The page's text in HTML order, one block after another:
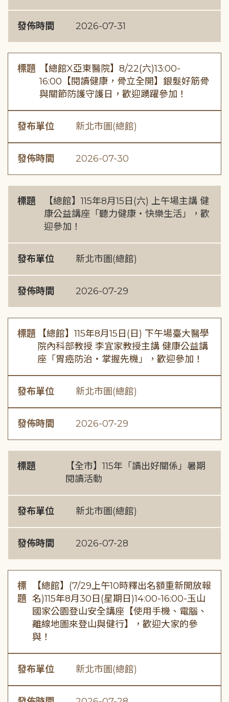
發佈時間 2026-07-31
標題
【總館X亞東醫院】8/22(六)13:00-
16:00【閱讀健康，骨立全開】銀髮好筋骨
與關節防護守護日，歡迎踴躍參加！
發布單位 新北市圖(總館)
發佈時間 2026-07-30
標題
【總館】115年8月15日(六) 上午場主講 健
康公益講座「聽力健康・快樂生活」，歡
迎參加！
發布單位 新北市圖(總館)
發佈時間 2026-07-29
標題
【總館】115年8月15日(日) 下午場臺大醫學
院內科部教授 李宜家教授主講 健康公益講
座「胃癌防治・掌握先機」，歡迎參加！
發布單位 新北市圖(總館)
發佈時間 2026-07-29
標題
【全市】115年「讀出好關係」暑期
閱讀活動
發布單位 新北市圖(總館)
發佈時間 2026-07-28
標
題
【總館】(7/29上午10時釋出名額重新開放報
名)115年8月30日(星期日)14:00-16:00-玉山
國家公園登山安全講座【使用手機、電腦、
離線地圖來登山與健行】，歡迎大家的參
與！
發布單位 新北市圖(總館)